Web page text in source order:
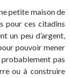
petite maison de
pour ces citadins
un peu d’argent,
pouvoir mener
probablement pas
ou à construire